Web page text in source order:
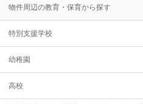
物件周辺の教育・保育から探す
特別支援学校
幼稚園
高校